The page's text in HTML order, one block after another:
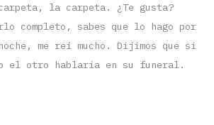
la carpeta. ¿Te gusta?
completo, sabes que lo hago por
me reí mucho. Dijimos que si
el otro hablaría en su funeral.